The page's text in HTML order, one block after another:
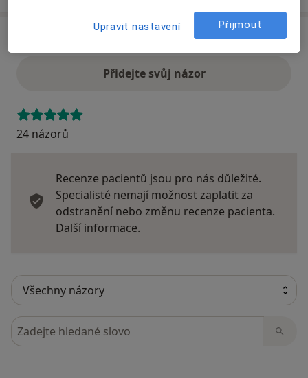
Přidejte svůj názor
24 názorů
Recenze pacientů jsou pro nás důležité.
Specialisté nemají možnost zaplatit za
odstranění nebo změnu recenze pacienta.
Další informace.
Hledejte v názorech
Upravit nastavení Přijmout